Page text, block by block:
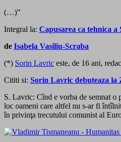
(…)”
Integral la: Capusarea ca tehnica a
de Isabela Vasiliu-Scraba
(*) Sorin Lavric este, de 16 ani,
Cititi si: Sorin Lavric debuteaza la
S. Lavric: Cînd e vorba de semnat o
loc oameni care altfel nu s-ar fi
în privinţa trecutului comunist al